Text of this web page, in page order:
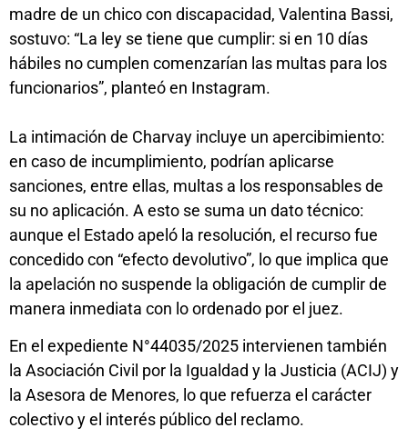
madre de un chico con discapacidad, Valentina Bassi,
sostuvo: “La ley se tiene que cumplir: si en 10 días
hábiles no cumplen comenzarían las multas para los
funcionarios”, planteó en Instagram.
La intimación de Charvay incluye un apercibimiento:
en caso de incumplimiento, podrían aplicarse
sanciones, entre ellas, multas a los responsables de
su no aplicación. A esto se suma un dato técnico:
aunque el Estado apeló la resolución, el recurso fue
concedido con “efecto devolutivo”, lo que implica que
la apelación no suspende la obligación de cumplir de
manera inmediata con lo ordenado por el juez.
En el expediente N°44035/2025 intervienen también
la Asociación Civil por la Igualdad y la Justicia (ACIJ) y
la Asesora de Menores, lo que refuerza el carácter
colectivo y el interés público del reclamo.